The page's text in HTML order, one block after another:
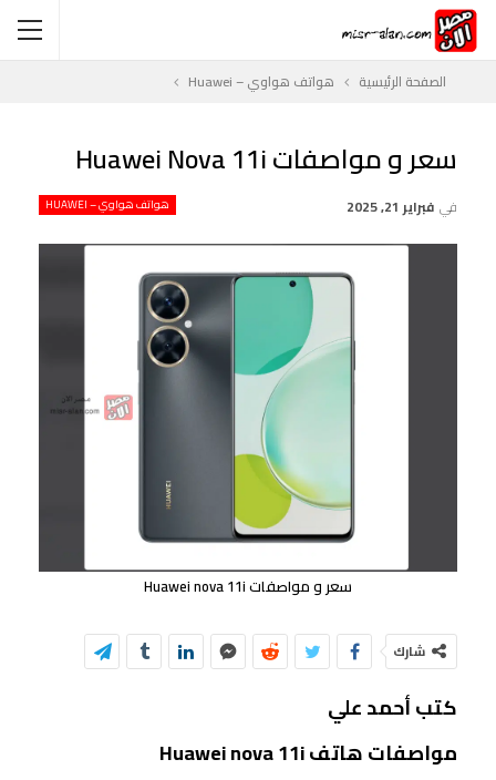
الصفحة الرئيسية هواتف هواوي – Huawei
سعر و مواصفات Huawei Nova 11i
هواتف هواوي – HUAWEI في فبراير 21, 2025
سعر و مواصفات Huawei nova 11i
شارك
كتب أحمد علي
مواصفات هاتف Huawei nova 11i